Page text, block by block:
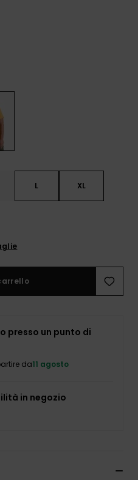
L XL
presso un punto di
da11 agosto
in negozio